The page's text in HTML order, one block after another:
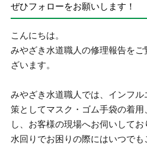
ぜひフォローをお願いします！
こんにちは。
みやざき水道職人の修理報告を
ざいます。
みやざき水道職人では、インフ
策としてマスク・ゴム手袋の着
し、お客様の現場へお伺いしてお
水回りでお困りの際にはいつでも